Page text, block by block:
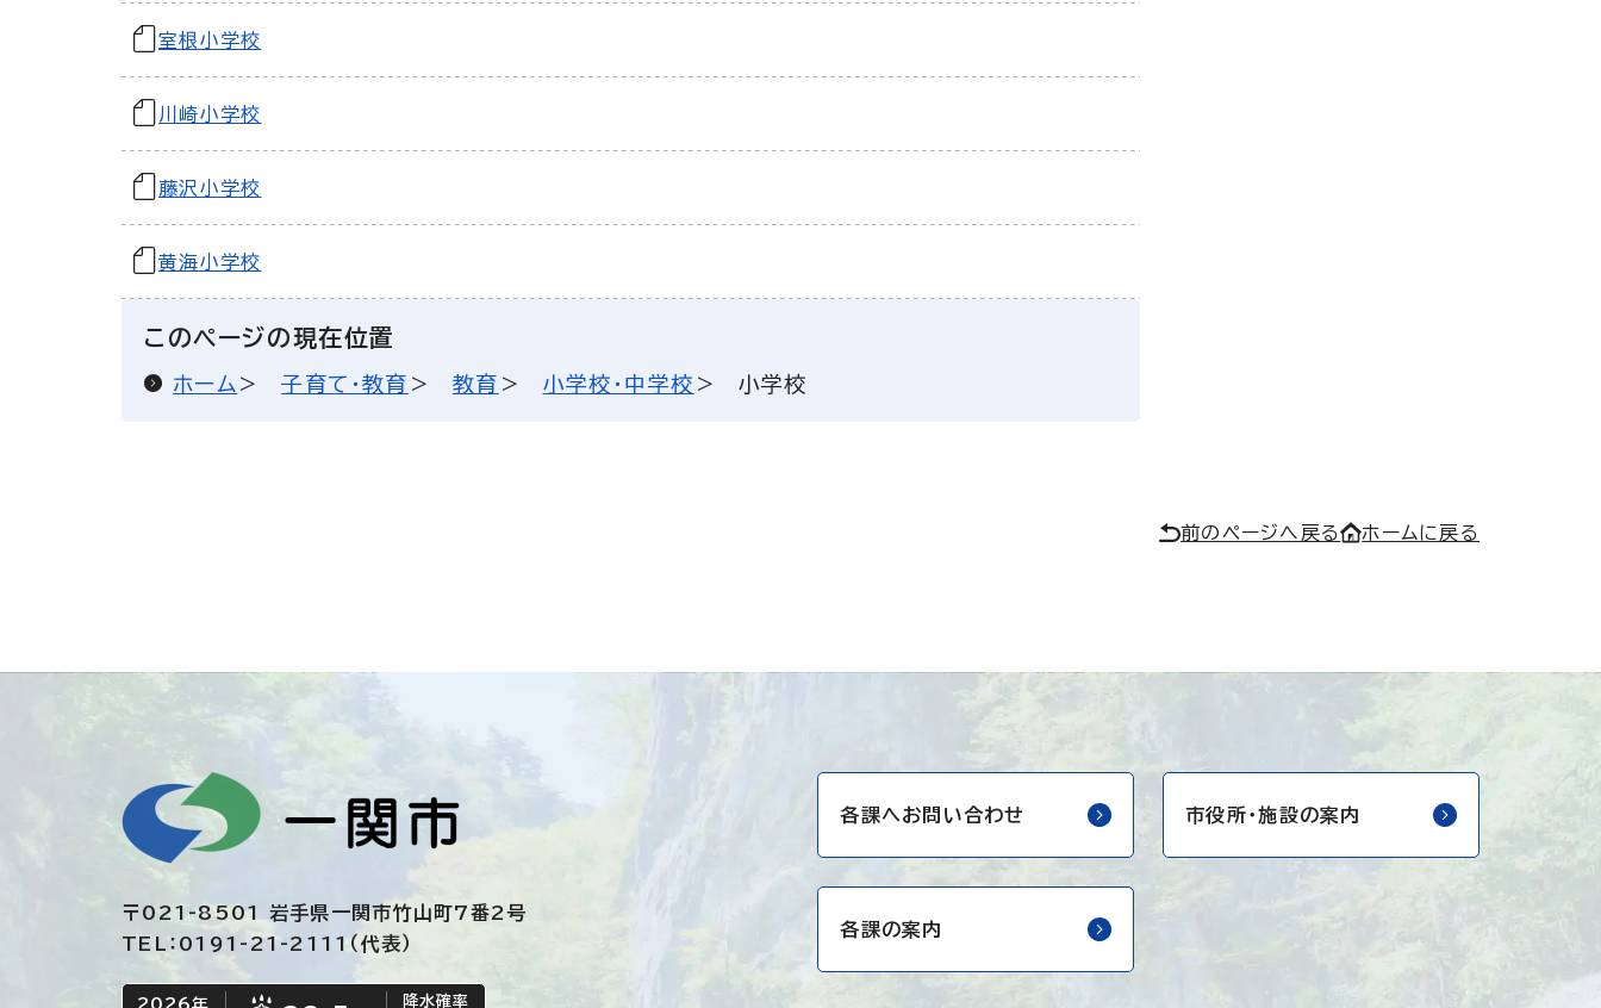
室根小学校
川崎小学校
藤沢小学校
黄海小学校
このページの現在位置
ホーム 子育て・教育 教育 小学校・中学校 小学校
前のページへ戻る ホームに戻る
〒021-8501 岩手県一関市竹山町7番2号
TEL：0191-21-2111（代表）
2026年 降水確率
各課へお問い合わせ 市役所・施設の案内
各課の案内